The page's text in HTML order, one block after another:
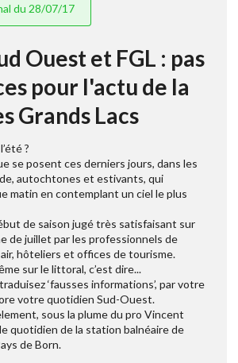
du 28/07/17
Ouest et FGL : pas
pour l'actu de la
Grands Lacs
?
se posent ces derniers jours, dans les
autochtones et estivants, qui
matin en contemplant un ciel le plus
de saison jugé très satisfaisant sur
de juillet par les professionnels de
hôteliers et offices de tourisme.
sur le littoral, c’est dire...
traduisez ‘fausses informations’, par votre
votre quotidien Sud-Ouest.
sous la plume du pro Vincent
quotidien de la station balnéaire de
de Born.